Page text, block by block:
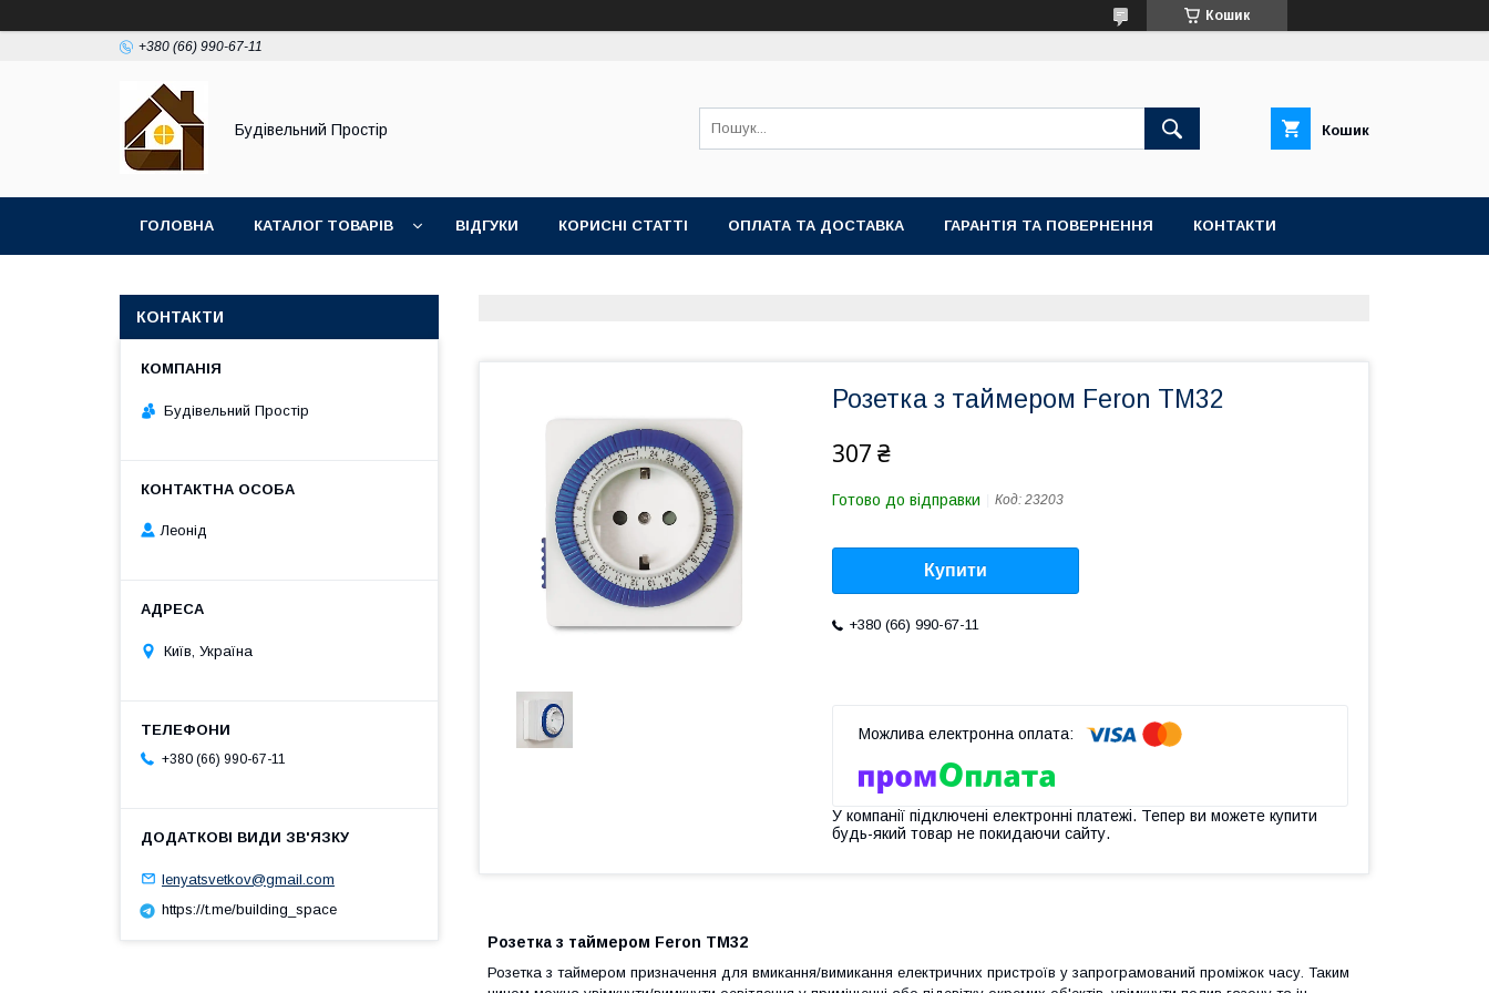
Кошик
+380 (66) 990-67-11
Будівельний Простір Кошик
ГОЛОВНА КАТАЛОГ ТОВАРІВ ВІДГУКИ КОРИСНІ СТАТТІ ОПЛАТА ТА ДОСТАВКА ГАРАНТІЯ ТА ПОВЕРНЕННЯ КОНТАКТИ
Розетка з таймером Feron TM32
307 ₴
Готово до відправки Код: 23203
Купити
+380 (66) 990-67-11
У компанії підключені електронні платежі. Тепер ви можете купити
будь-який товар не покидаючи сайту.
Розетка з таймером Feron TM32
Розетка з таймером призначення для вмикання/вимикання електричних пристроїв у запрограмований проміжок часу. Таким
КОНТАКТИ
Будівельний Простір
Леонід
Київ, Україна
+380 (66) 990-67-11
lenyatsvetkov@gmail.com
https://t.me/building_space